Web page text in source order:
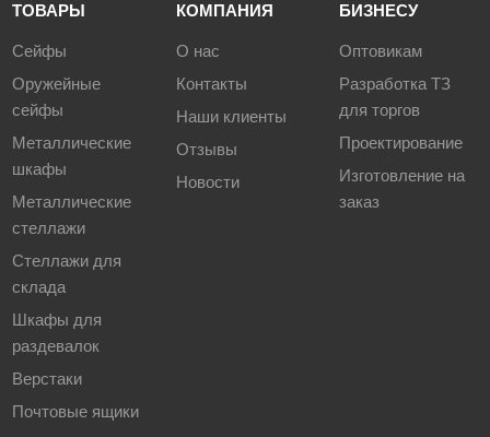
ТОВАРЫ
Сейфы
Оружейные
сейфы
Металлические
шкафы
Металлические
стеллажи
Стеллажи для
склада
Шкафы для
раздевалок
Верстаки
Почтовые ящики
КОМПАНИЯ
О нас
Контакты
Наши клиенты
Отзывы
Новости
БИЗНЕСУ
Оптовикам
Разработка ТЗ
для торгов
Проектирование
Изготовление на
заказ